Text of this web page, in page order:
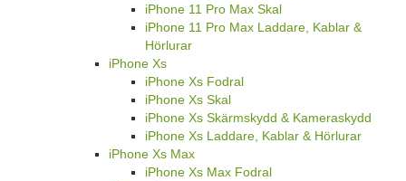
iPhone 11 Pro Max Skal
iPhone 11 Pro Max Laddare, Kablar &
Hörlurar
iPhone Xs
iPhone Xs Fodral
iPhone Xs Skal
iPhone Xs Skärmskydd & Kameraskydd
iPhone Xs Laddare, Kablar & Hörlurar
iPhone Xs Max
iPhone Xs Max Fodral